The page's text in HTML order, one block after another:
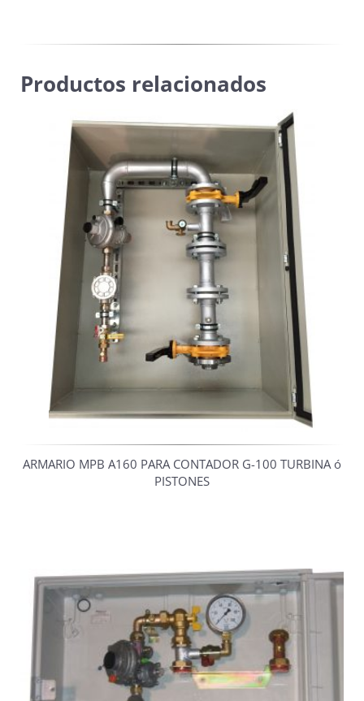
Productos relacionados
ARMARIO MPB A160 PARA CONTADOR G-100 TURBINA ó
PISTONES